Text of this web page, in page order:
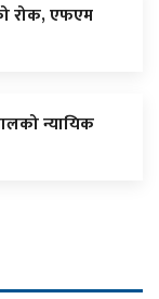
रोक, एफएम
न्यायिक